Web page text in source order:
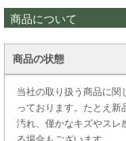
商品について
商品の状態
当社の取り扱う商品に関
っております。たとえ
汚れ、僅かなキズやスレ